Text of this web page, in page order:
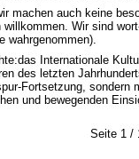
machen auch keine
Wir sind
wahrgenommen).
Internationale
des letzten
sondern
und bewegenden
Seite 1 /